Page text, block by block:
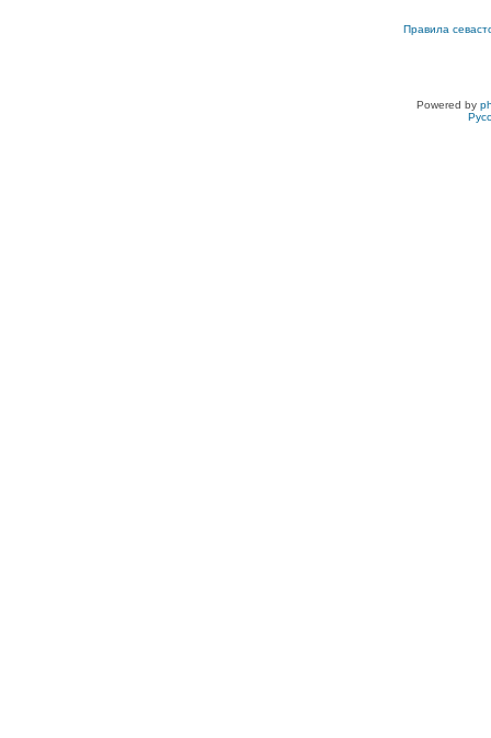
Правила
Powered by